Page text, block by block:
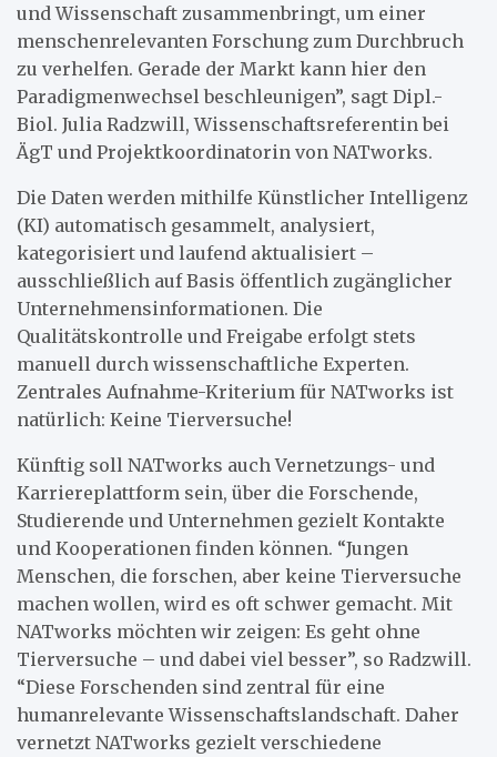
und Wissenschaft zusammenbringt, um einer
menschenrelevanten Forschung zum Durchbruch
zu verhelfen. Gerade der Markt kann hier den
Paradigmenwechsel beschleunigen”, sagt Dipl.-
Biol. Julia Radzwill, Wissenschaftsreferentin bei
ÄgT und Projektkoordinatorin von NATworks.
Die Daten werden mithilfe Künstlicher Intelligenz
(KI) automatisch gesammelt, analysiert,
kategorisiert und laufend aktualisiert –
ausschließlich auf Basis öffentlich zugänglicher
Unternehmensinformationen. Die
Qualitätskontrolle und Freigabe erfolgt stets
manuell durch wissenschaftliche Experten.
Zentrales Aufnahme-Kriterium für NATworks ist
natürlich: Keine Tierversuche!
Künftig soll NATworks auch Vernetzungs- und
Karriereplattform sein, über die Forschende,
Studierende und Unternehmen gezielt Kontakte
und Kooperationen finden können. “Jungen
Menschen, die forschen, aber keine Tierversuche
machen wollen, wird es oft schwer gemacht. Mit
NATworks möchten wir zeigen: Es geht ohne
Tierversuche – und dabei viel besser”, so Radzwill.
“Diese Forschenden sind zentral für eine
humanrelevante Wissenschaftslandschaft. Daher
vernetzt NATworks gezielt verschiedene